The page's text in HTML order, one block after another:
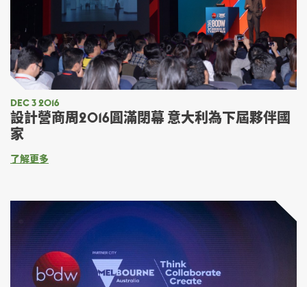
DEC 3 2016
設計營商周2016圓滿閉幕 意大利為下屆夥伴國
家
了解更多